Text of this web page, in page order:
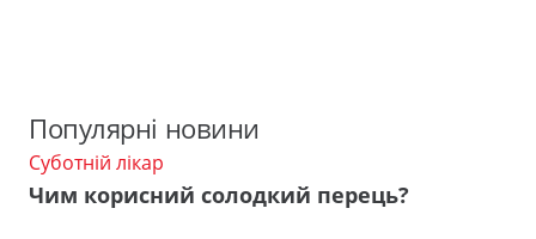
Популярні новини
Суботній лікар
Чим корисний солодкий перець?